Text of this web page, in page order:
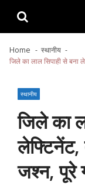
Home
स्थानीय
जिले का लाल सिपाही से बना
स्थानीय
जिले का
लेफ्टिनेंट,
जश्न, पूरे